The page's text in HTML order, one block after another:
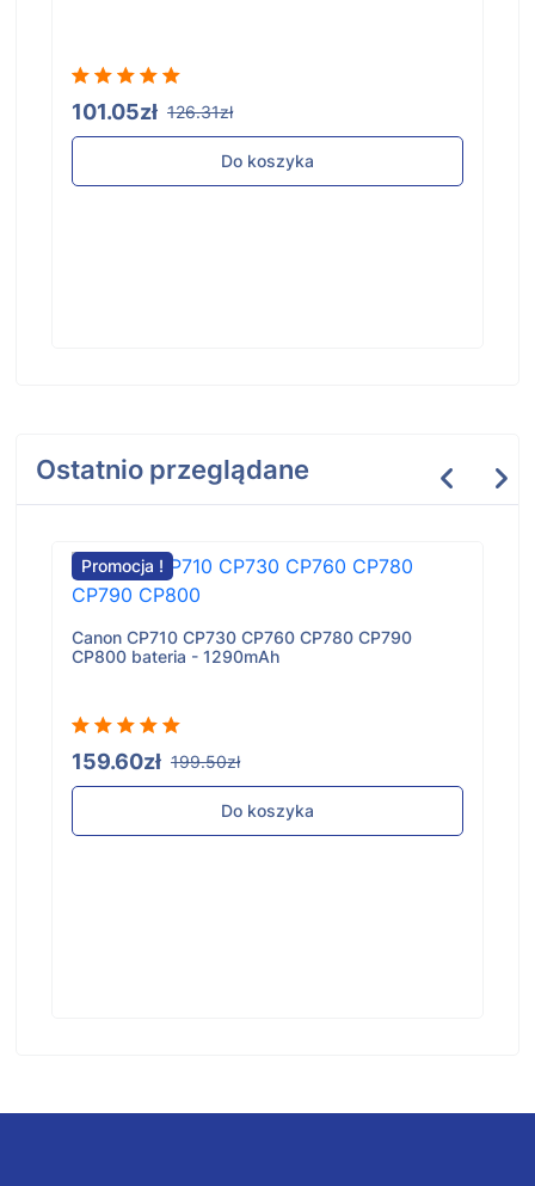
101.05zł 126.31zł
Do koszyka
Ostatnio przeglądane
Promocja !
Canon CP710 CP730 CP760 CP780 CP790
CP800 bateria - 1290mAh
159.60zł 199.50zł
Do koszyka